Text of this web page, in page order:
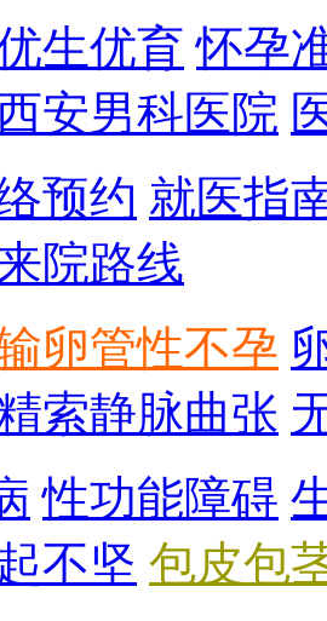
生优育 怀孕
安男科医院
预约 就医指
院路线
卵管性不孕
索静脉曲张
性功能障碍
不坚 包皮包